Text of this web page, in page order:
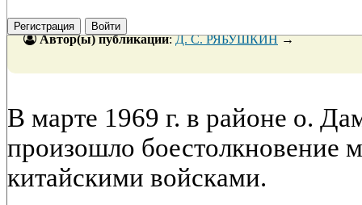
Регистрация Войти
Автор(ы) публикации:Д. С. РЯБУШКИН→
В марте 1969 г. в районе о.
произошло боестолкновение
китайскими войсками.